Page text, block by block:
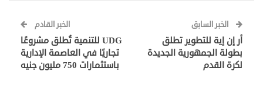
الخبر السابق
أر إن إية للتطوير تطلق
بطولة الجمهورية الجديدة
لكرة القدم
الخبر القادم
UDG للتنمية تُطلق مشروعًا
تجاريًا في العاصمة الإدارية
باستثمارات 750 مليون جنيه